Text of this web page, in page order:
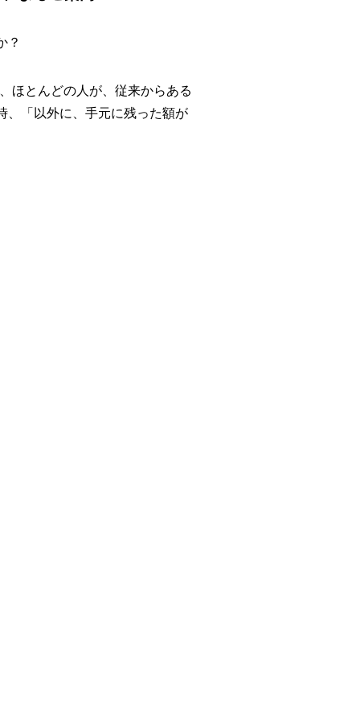
？
ほとんどの人が、従来からある
、「以外に、手元に残った額が